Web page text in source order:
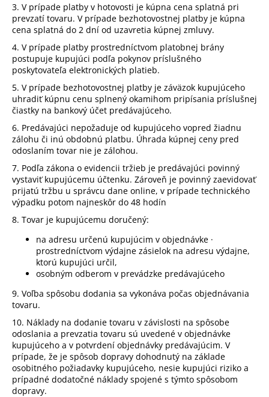
3. V prípade platby v hotovosti je kúpna cena splatná pri
prevzatí tovaru. V prípade bezhotovostnej platby je kúpna
cena splatná do 2 dní od uzavretia kúpnej zmluvy.
4. V prípade platby prostredníctvom platobnej brány
postupuje kupujúci podľa pokynov príslušného
poskytovateľa elektronických platieb.
5. V prípade bezhotovostnej platby je záväzok kupujúceho
uhradiť kúpnu cenu splnený okamihom pripísania príslušnej
čiastky na bankový účet predávajúceho.
6. Predávajúci nepožaduje od kupujúceho vopred žiadnu
zálohu či inú obdobnú platbu. Úhrada kúpnej ceny pred
odoslaním tovar nie je zálohou.
7. Podľa zákona o evidencii tržieb je predávajúci povinný
vystaviť kupujúcemu účtenku. Zároveň je povinný zaevidovať
prijatú tržbu u správcu dane online, v prípade technického
výpadku potom najneskôr do 48 hodín
8. Tovar je kupujúcemu doručený:
na adresu určenú kupujúcim v objednávke ·
prostredníctvom výdajne zásielok na adresu výdajne,
ktorú kupujúci určil,
osobným odberom v prevádzke predávajúceho
9. Voľba spôsobu dodania sa vykonáva počas objednávania
tovaru.
10. Náklady na dodanie tovaru v závislosti na spôsobe
odoslania a prevzatia tovaru sú uvedené v objednávke
kupujúceho a v potvrdení objednávky predávajúcim. V
prípade, že je spôsob dopravy dohodnutý na základe
osobitného požiadavky kupujúceho, nesie kupujúci riziko a
prípadné dodatočné náklady spojené s týmto spôsobom
dopravy.